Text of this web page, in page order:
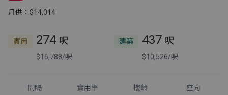
月供：$14,014
實用 274 呎
$16,788/呎
建築 437 呎
$10,526/呎
間隔 實用率 樓齡 座向